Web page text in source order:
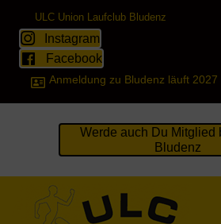
ULC Union Laufclub Bludenz
Instagram
Facebook
Anmeldung zu Bludenz läuft 2027
Werde auch Du Mitglied
Bludenz